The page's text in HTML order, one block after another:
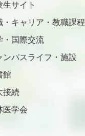
生サイト
・キャリア・教職課程
・国際交流
ンパスライフ・施設
館
接続
医学会